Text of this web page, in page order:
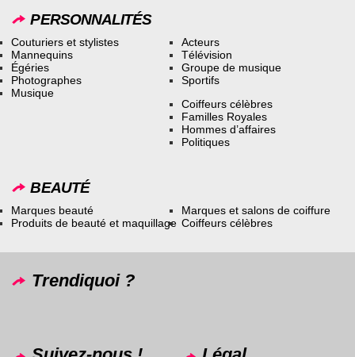
PERSONNALITÉS
Couturiers et stylistes
Mannequins
Égéries
Photographes
Musique
Acteurs
Télévision
Groupe de musique
Sportifs
Coiffeurs célèbres
Familles Royales
Hommes d’affaires
Politiques
BEAUTÉ
Marques beauté
Produits de beauté et maquillage
Marques et salons de coiffure
Coiffeurs célèbres
Trendiquoi ?